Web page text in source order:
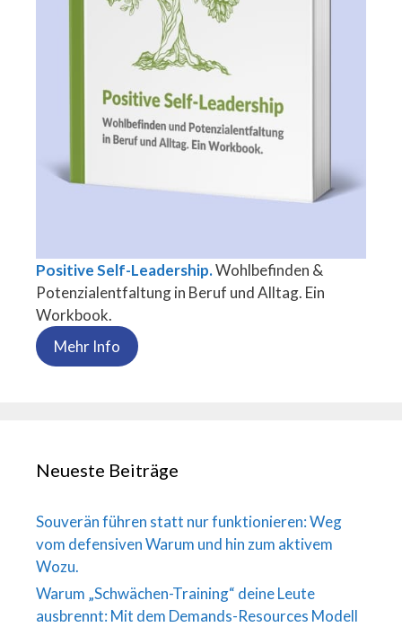
Positive Self-Leadership.Wohlbefinden &
Potenzialentfaltung in Beruf und Alltag. Ein
Workbook.
Mehr Info
Neueste Beiträge
Souverän führen statt nur funktionieren: Weg
vom defensiven Warum und hin zum aktivem
Wozu.
Warum „Schwächen-Training“ deine Leute
ausbrennt: Mit dem Demands-Resources Modell